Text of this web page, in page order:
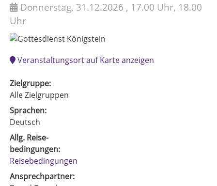
Donnerstag, 31.12.2026 , 17.00 Uhr, 18.00
Uhr
Veranstaltungsort auf Karte anzeigen
Zielgruppe:
Alle Zielgruppen
Sprachen:
Deutsch
Allg. Reise-
bedingungen:
Reisebedingungen
Ansprechpartner: